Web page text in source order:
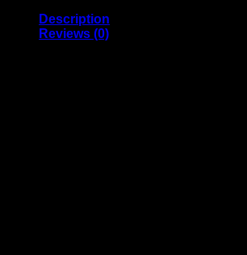
Description
Reviews (0)